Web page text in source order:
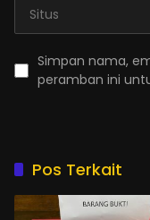
Simpan nama,
peramban ini
Pos Terkait